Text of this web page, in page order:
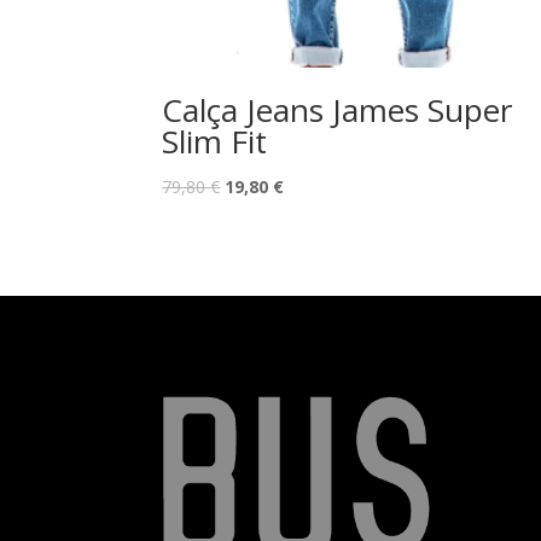
Calça Jeans James Super
Slim Fit
79,80€ O
79,80 €.
19,80 €O
19,80 €.